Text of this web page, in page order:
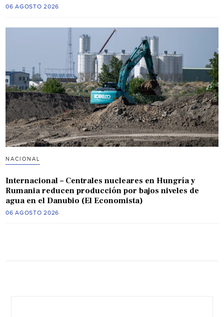
06 AGOSTO 2026
NACIONAL
Internacional – Centrales nucleares en Hungría y
Rumania reducen producción por bajos niveles de
agua en el Danubio (El Economista)
06 AGOSTO 2026